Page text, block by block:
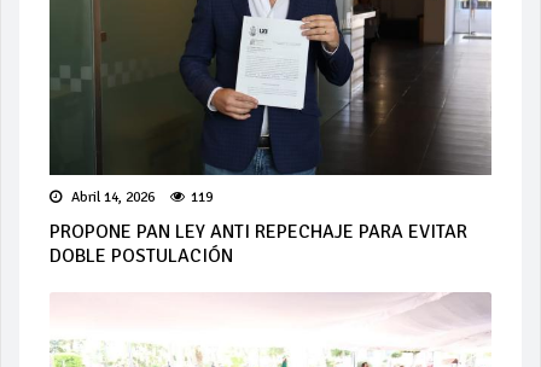
Abril 14, 2026 119
PROPONE PAN LEY ANTI REPECHAJE PARA EVITAR
DOBLE POSTULACIÓN